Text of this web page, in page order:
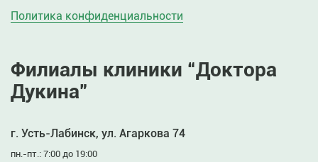
Политика конфиденциальности
Филиалы клиники “Доктора
Дукина”
г. Усть-Лабинск, ул. Агаркова 74
пн.-пт.: 7:00 до 19:00